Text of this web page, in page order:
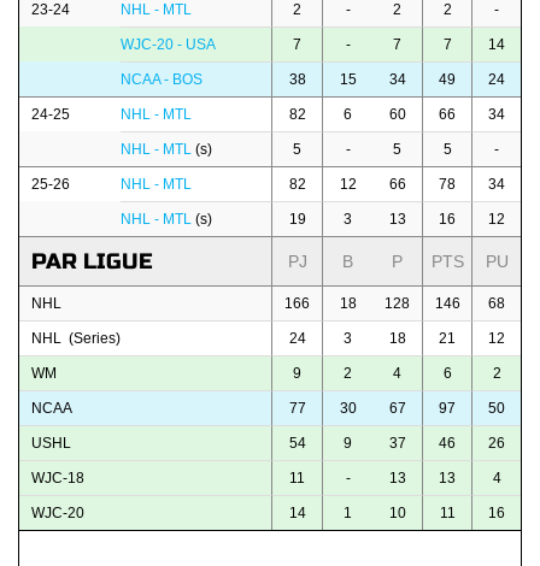
23-24 NHL - MTL 2 - 2 2 -
WJC-20 - USA 7 - 7 7 14
NCAA - BOS 38 15 34 49 24
24-25 NHL - MTL 82 6 60 66 34
NHL - MTL (s) 5 - 5 5 -
25-26 NHL - MTL 82 12 66 78 34
NHL - MTL (s) 19 3 13 16 12
PAR LIGUE PJ B P PTS PU
NHL 166 18 128 146 68
NHL (Series) 24 3 18 21 12
WM 9 2 4 6 2
NCAA 77 30 67 97 50
USHL 54 9 37 46 26
WJC-18 11 - 13 13 4
WJC-20 14 1 10 11 16